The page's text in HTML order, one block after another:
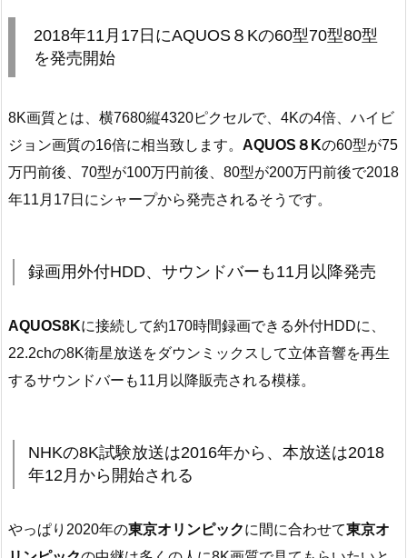
2018年11月17日にAQUOS８Kの60型70型80型
を発売開始
8K画質とは、横7680縦4320ピクセルで、4Kの4倍、ハイビ
ジョン画質の16倍に相当致します。 AQUOS８Kの60型が75
万円前後、70型が100万円前後、80型が200万円前後で2018
年11月17日にシャープから発売されるそうです。
録画用外付HDD、サウンドバーも11月以降発売
AQUOS8Kに接続して約170時間録画できる外付HDDに、
22.2chの8K衛星放送をダウンミックスして立体音響を再生
するサウンドバーも11月以降販売される模様。
NHKの8K試験放送は2016年から、本放送は2018
年12月から開始される
やっぱり2020年の東京オリンピックに間に合わせて東京オ